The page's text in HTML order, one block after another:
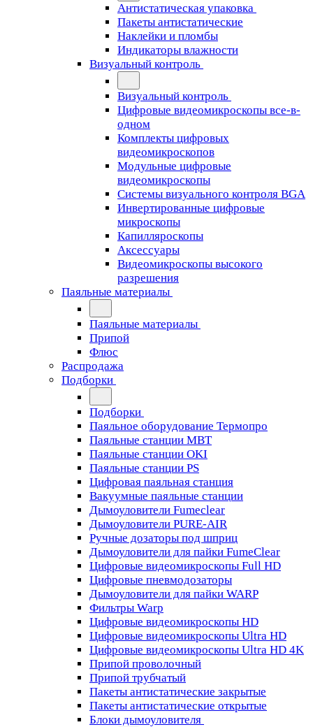
Антистатическая упаковка
Пакеты антистатические
Наклейки и пломбы
Индикаторы влажности
Визуальный контроль
Визуальный контроль
Цифровые видеомикроскопы все-в-
одном
Комплекты цифровых
видеомикроскопов
Модульные цифровые
видеомикроскопы
Cистемы визуального контроля BGA
Инвертированные цифровые
микроскопы
Капилляроскопы
Аксессуары
Видеомикроскопы высокого
разрешения
Паяльные материалы
Паяльные материалы
Припой
Флюс
Распродажа
Подборки
Подборки
Паяльное оборудование Термопро
Паяльные станции MBT
Паяльные станции OKI
Паяльные станции PS
Цифровая паяльная станция
Вакуумные паяльные станции
Дымоуловители Fumeclear
Дымоуловители PURE-AIR
Ручные дозаторы под шприц
Дымоуловители для пайки FumeClear
Цифровые видеомикроскопы Full HD
Цифровые пневмодозаторы
Дымоуловители для пайки WARP
Фильтры Warp
Цифровые видеомикроскопы HD
Цифровые видеомикроскопы Ultra HD
Цифровые видеомикроскопы Ultra HD 4K
Припой проволочный
Припой трубчатый
Пакеты антистатические закрытые
Пакеты антистатические открытые
Блоки дымоуловителя